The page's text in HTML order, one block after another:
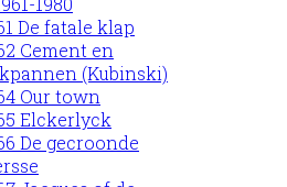
De fatale klap
Cement en
(Kubinski)
Our town
Elckerlyck
De gecroonde